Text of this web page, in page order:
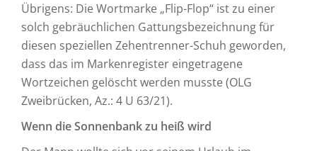
Übrigens: Die Wortmarke „Flip-Flop“ ist zu einer
solch gebräuchlichen Gattungsbezeichnung für
diesen speziellen Zehentrenner-Schuh geworden,
dass das im Markenregister eingetragene
Wortzeichen gelöscht werden musste (OLG
Zweibrücken, Az.: 4 U 63/21).
Wenn die Sonnenbank zu heiß wird